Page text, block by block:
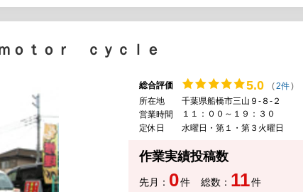
ｏｔｏｒ ｃｙｃｌｅ
総合評価 5.0 (2件)
所在地
千葉県船橋市三山９-８-２
営業時間
１１：００～１９：３０
定休日
水曜日・第１・第３火曜日
作業実績投稿数
先月： 0件 総数： 11件